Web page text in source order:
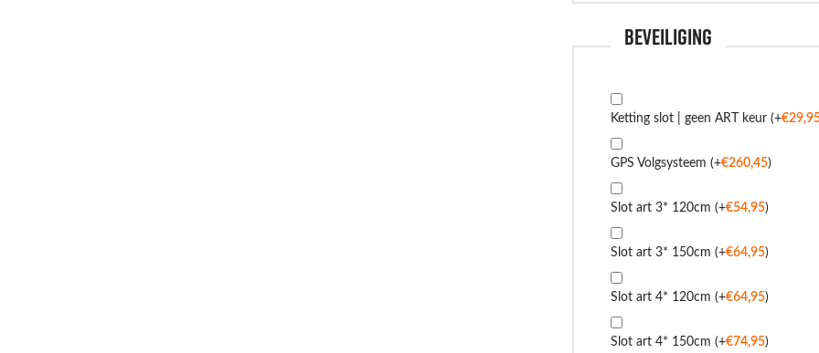
Beveiliging
Ketting slot | geen ART keur (+€
GPS Volgsysteem (+€260,45)
Slot art 3* 120cm (+€54,95)
Slot art 3* 150cm (+€64,95)
Slot art 4* 120cm (+€64,95)
Slot art 4* 150cm (+€74,95)